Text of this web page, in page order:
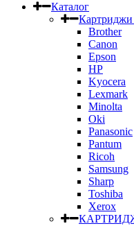
Каталог
Brother
Canon
Epson
HP
Kyocera
Lexmark
Minolta
Oki
Panasonic
Pantum
Ricoh
Samsung
Sharp
Toshiba
Xerox